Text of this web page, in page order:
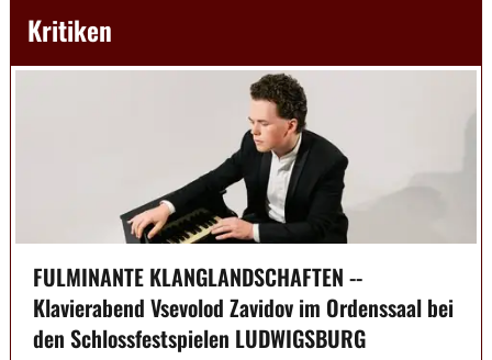
Kritiken
FULMINANTE KLANGLANDSCHAFTEN --
Klavierabend Vsevolod Zavidov im Ordenssaal bei
den Schlossfestspielen LUDWIGSBURG